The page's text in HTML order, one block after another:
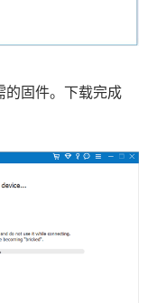
固件。下载完成